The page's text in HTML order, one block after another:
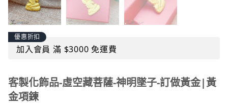
優惠折扣
加入會員 滿 $3000 免運費
客製化飾品-虛空藏菩薩-神明墜子-訂做黃金|黃
金項鍊